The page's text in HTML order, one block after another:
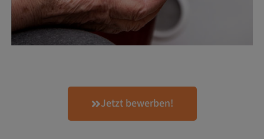
Jetzt bewerben!